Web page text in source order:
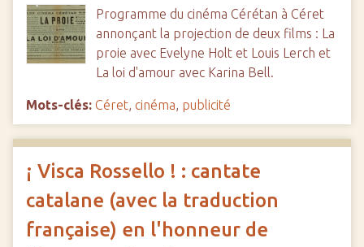
Programme du cinéma Cérétan à Céret
annonçant la projection de deux films : La
proie avec Evelyne Holt et Louis Lerch et
La loi d'amour avec Karina Bell.
Mots-clés: Céret, cinéma, publicité
¡ Visca Rossello ! : cantate
catalane (avec la traduction
française) en l'honneur de